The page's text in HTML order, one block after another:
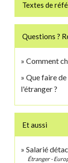
Textes de
Questions ?
Comment
Que faire
l'étranger ?
Et aussi
Salarié
Étranger -